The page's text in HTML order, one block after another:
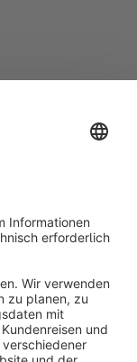
dem Kunden öffnet